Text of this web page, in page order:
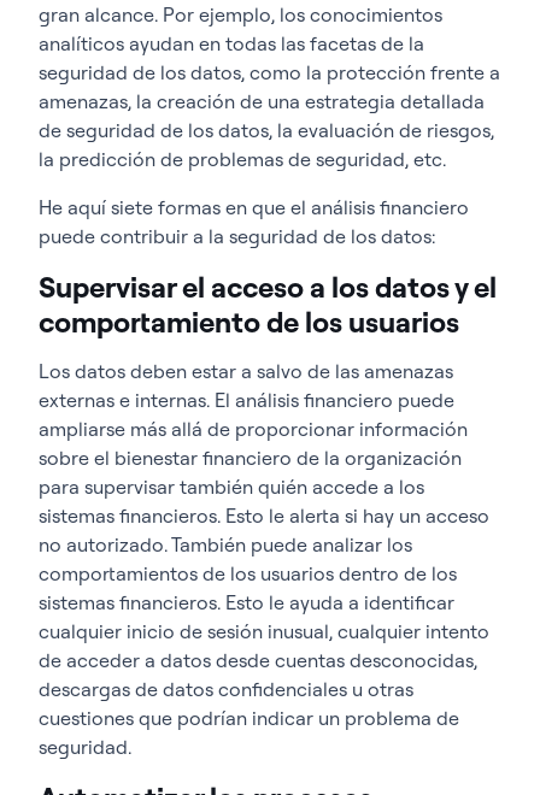
gran alcance. Por ejemplo, los conocimientos
analíticos ayudan en todas las facetas de la
seguridad de los datos, como la protección frente a
amenazas, la creación de una estrategia detallada
de seguridad de los datos, la evaluación de riesgos,
la predicción de problemas de seguridad, etc.
He aquí siete formas en que el análisis financiero
puede contribuir a la seguridad de los datos:
Supervisar el acceso a los datos y el
comportamiento de los usuarios
Los datos deben estar a salvo de las amenazas
externas e internas. El análisis financiero puede
ampliarse más allá de proporcionar información
sobre el bienestar financiero de la organización
para supervisar también quién accede a los
sistemas financieros. Esto le alerta si hay un acceso
no autorizado. También puede analizar los
comportamientos de los usuarios dentro de los
sistemas financieros. Esto le ayuda a identificar
cualquier inicio de sesión inusual, cualquier intento
de acceder a datos desde cuentas desconocidas,
descargas de datos confidenciales u otras
cuestiones que podrían indicar un problema de
seguridad.